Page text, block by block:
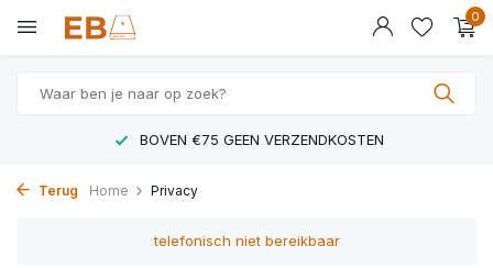
0
LAAGSTE PRIJZEN IN NEDERLAND
Terug Home Privacy
telefonisch niet bereikbaar